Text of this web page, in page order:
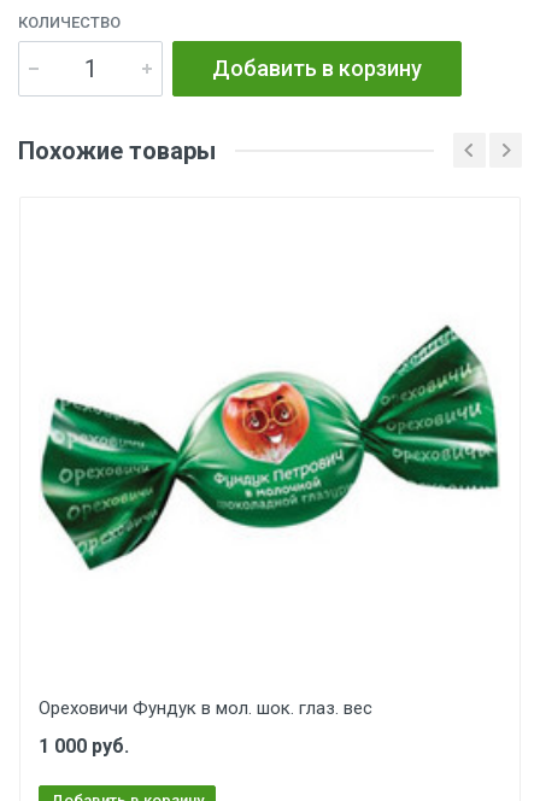
КОЛИЧЕСТВО
Добавить в корзину
Похожие товары
Ореховичи Фундук в мол. шок. глаз. вес
1 000 руб.